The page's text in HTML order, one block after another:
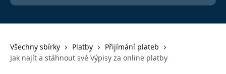
Všechny sbírky Platby
Přijímání plateb
Jak najít a stáhnout své Výpisy za online platby